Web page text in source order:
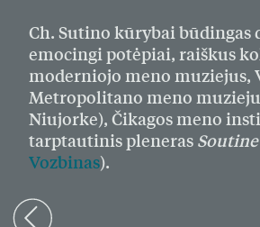
Ch. Sutino kūrybai būdingas
emocingi potėpiai, raiškus
moderniojo meno muziejus,
Metropolitano meno
Niujorke), Čikagos meno
tarptautinis pleneras
Vozbinas).